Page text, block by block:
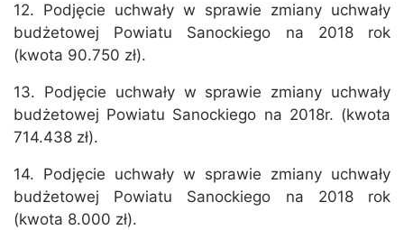
12. Podjęcie uchwały w sprawie zmiany uchwały
budżetowej Powiatu Sanockiego na 2018 rok
(kwota 90.750 zł).
13. Podjęcie uchwały w sprawie zmiany uchwały
budżetowej Powiatu Sanockiego na 2018r. (kwota
714.438 zł).
14. Podjęcie uchwały w sprawie zmiany uchwały
budżetowej Powiatu Sanockiego na 2018 rok
(kwota 8.000 zł).